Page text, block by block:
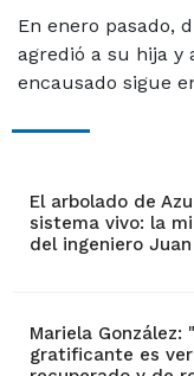
En enero pasado,
agredió a su hija y
encausado sigue
El arbolado de
sistema vivo: la
del ingeniero
Mariela González:
gratificante es